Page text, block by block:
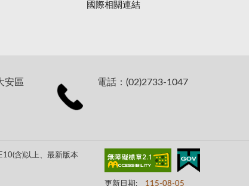
國際相關連結
安區
電話：(02)2733-1047
含)以上、最新版本
更新日期:
115-08-05